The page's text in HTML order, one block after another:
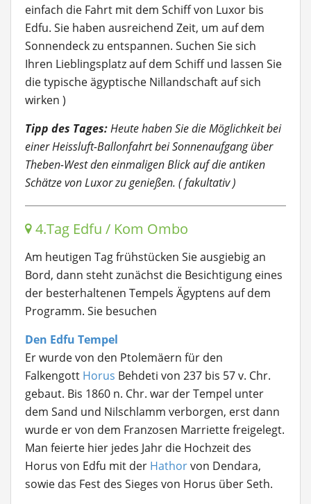
einfach die Fahrt mit dem Schiff von Luxor bis
Edfu. Sie haben ausreichend Zeit, um auf dem
Sonnendeck zu entspannen. Suchen Sie sich
Ihren Lieblingsplatz auf dem Schiff und lassen Sie
die typische ägyptische Nillandschaft auf sich
wirken )
Tipp des Tages:Heute haben Sie die Möglichkeit bei
einer Heissluft-Ballonfahrt bei Sonnenaufgang über
Theben-West den einmaligen Blick auf die antiken
Schätze von Luxor zu genießen. ( fakultativ )
4.Tag Edfu / Kom Ombo
Am heutigen Tag frühstücken Sie ausgiebig an
Bord, dann steht zunächst die Besichtigung eines
der besterhaltenen Tempels Ägyptens auf dem
Programm. Sie besuchen
Den Edfu Tempel
Er wurde von den Ptolemäern für den
Falkengott Horus Behdeti von 237 bis 57 v. Chr.
gebaut. Bis 1860 n. Chr. war der Tempel unter
dem Sand und Nilschlamm verborgen, erst dann
wurde er von dem Franzosen Marriette freigelegt.
Man feierte hier jedes Jahr die Hochzeit des
Horus von Edfu mit der Hathorvon Dendara,
sowie das Fest des Sieges von Horus über Seth.